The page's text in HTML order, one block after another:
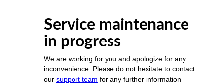
Service maintenance
in progress
We are working for you and apologize for any
inconvenience. Please do not hesitate to contact
our support team for any further information